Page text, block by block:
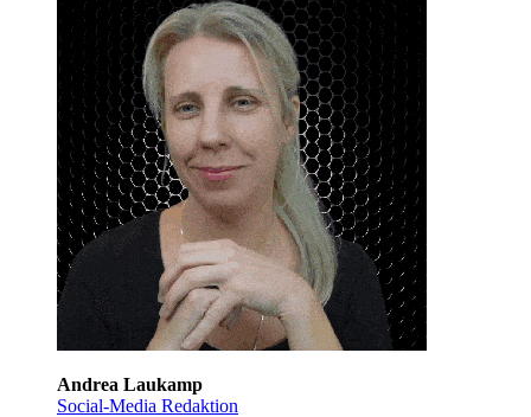
Andrea Laukamp
Social-Media Redaktion